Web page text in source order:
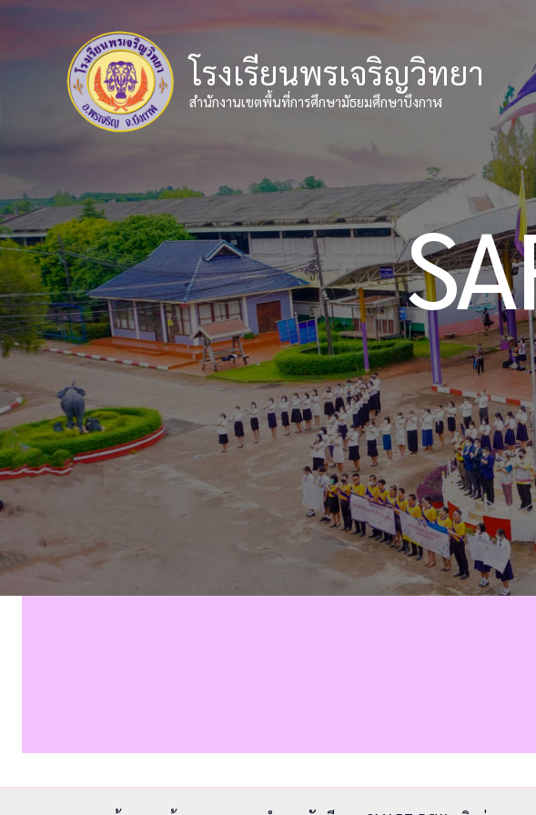
content
โรงเรียนพรเจริญวิทยา
สำนักงานเขตพื้นที่การศึกษามัธยมศึกษาบึงกาฬ